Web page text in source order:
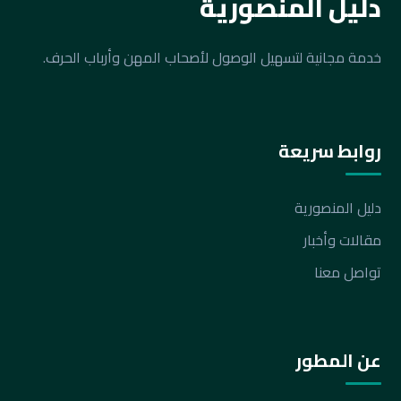
خدمة مجانية لتسهيل الوصول لأصحاب المهن وأرباب الحرف.
روابط سريعة
دليل المنصورية
مقالات وأخبار
تواصل معنا
عن المطور